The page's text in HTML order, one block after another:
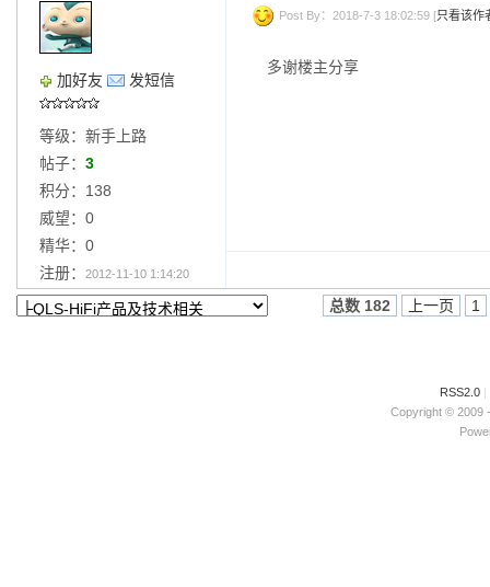
加好友 发短信
等级：新手上路
帖子： 3
积分：138
威望：0
精华：0
注册：
2012-11-10 1:14:20
Post By：2018-7-3 18:02:59 [只看该作
多谢楼主分享
总数 182 上一页 1
RSS2.0 |
Copyright © 2009